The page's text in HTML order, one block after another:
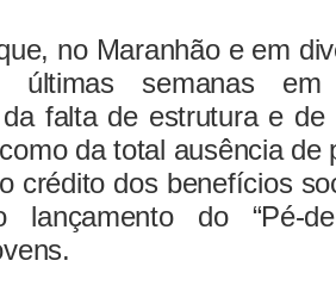
no Maranhão e em
últimas semanas
falta de estrutura e
da total ausência de
crédito dos benefícios
do “Pé-